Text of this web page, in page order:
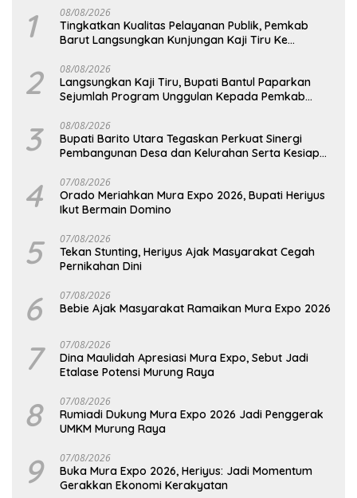
1 08/08/2026
Tingkatkan Kualitas Pelayanan Publik, Pemkab
Barut Langsungkan Kunjungan Kaji Tiru Ke
2 08/08/2026
Langsungkan Kaji Tiru, Bupati Bantul Paparkan
Sejumlah Program Unggulan Kepada Pemkab
3 08/08/2026
Bupati Barito Utara Tegaskan Perkuat Sinergi
Pembangunan Desa dan Kelurahan Serta Kesiapan
4 07/08/2026
Orado Meriahkan Mura Expo 2026, Bupati Heriyus
Ikut Bermain Domino
5 07/08/2026
Tekan Stunting, Heriyus Ajak Masyarakat Cegah
Pernikahan Dini
6 07/08/2026
Bebie Ajak Masyarakat Ramaikan Mura Expo 2026
7 07/08/2026
Dina Maulidah Apresiasi Mura Expo, Sebut Jadi
Etalase Potensi Murung Raya
8 07/08/2026
Rumiadi Dukung Mura Expo 2026 Jadi Penggerak
UMKM Murung Raya
9 07/08/2026
Buka Mura Expo 2026, Heriyus: Jadi Momentum
Gerakkan Ekonomi Kerakyatan